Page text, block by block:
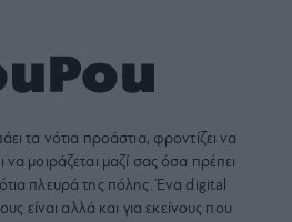
τα νότια προάστια, φροντίζει να
να μοιράζεται μαζί σας όσα πρέπει
πλευρά της πόλης. Ένα digital
είναι αλλά και για εκείνους που